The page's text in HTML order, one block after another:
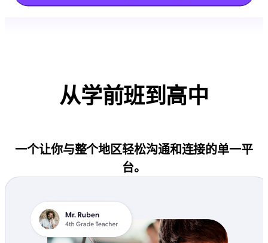
从学前班到高中
一个让你与整个地区轻松沟通和连接的单一平
台。